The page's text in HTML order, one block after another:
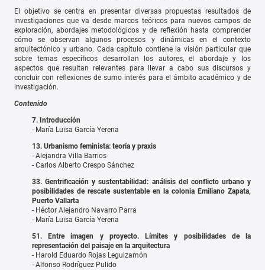
El objetivo se centra en presentar diversas propuestas resultados de
investigaciones que va desde marcos teóricos para nuevos campos de
exploración, abordajes metodológicos y de reflexión hasta comprender
cómo se observan algunos procesos y dinámicas en el contexto
arquitectónico y urbano. Cada capítulo contiene la visión particular que
sobre temas específicos desarrollan los autores, el abordaje y los
aspectos que resultan relevantes para llevar a cabo sus discursos y
concluir con reflexiones de sumo interés para el ámbito académico y de
investigación.
Contenido
7. Introducción
- María Luisa García Yerena
13. Urbanismo feminista: teoría y praxis
- Alejandra Villa Barrios
- Carlos Alberto Crespo Sánchez
33. Gentrificación y sustentabilidad: análisis del conflicto urbano y
posibilidades de rescate sustentable en la colonia Emiliano Zapata,
Puerto Vallarta
- Héctor Alejandro Navarro Parra
- María Luisa García Yerena
51. Entre imagen y proyecto. Límites y posibilidades de la
representación del paisaje en la arquitectura
- Harold Eduardo Rojas Leguizamón
- Alfonso Rodríguez Pulido